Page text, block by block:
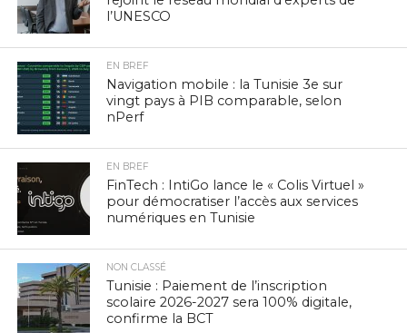
l’UNESCO
EN BREF
Navigation mobile : la Tunisie 3e sur
vingt pays à PIB comparable, selon
nPerf
EN BREF
FinTech : IntiGo lance le « Colis Virtuel »
pour démocratiser l’accès aux services
numériques en Tunisie
NON CLASSÉ
Tunisie : Paiement de l’inscription
scolaire 2026-2027 sera 100% digitale,
confirme la BCT